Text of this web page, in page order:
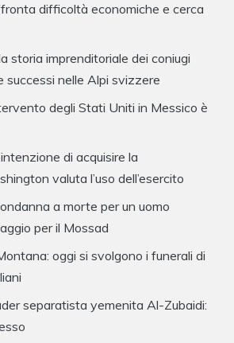
difficoltà economiche e cerca
storia imprenditoriale dei coniugi
successi nelle Alpi svizzere
degli Stati Uniti in Messico è
di acquisire la
valuta l’uso dell’esercito
a morte per un uomo
per il Mossad
oggi si svolgono i funerali di
separatista yemenita Al-Zubaidi: